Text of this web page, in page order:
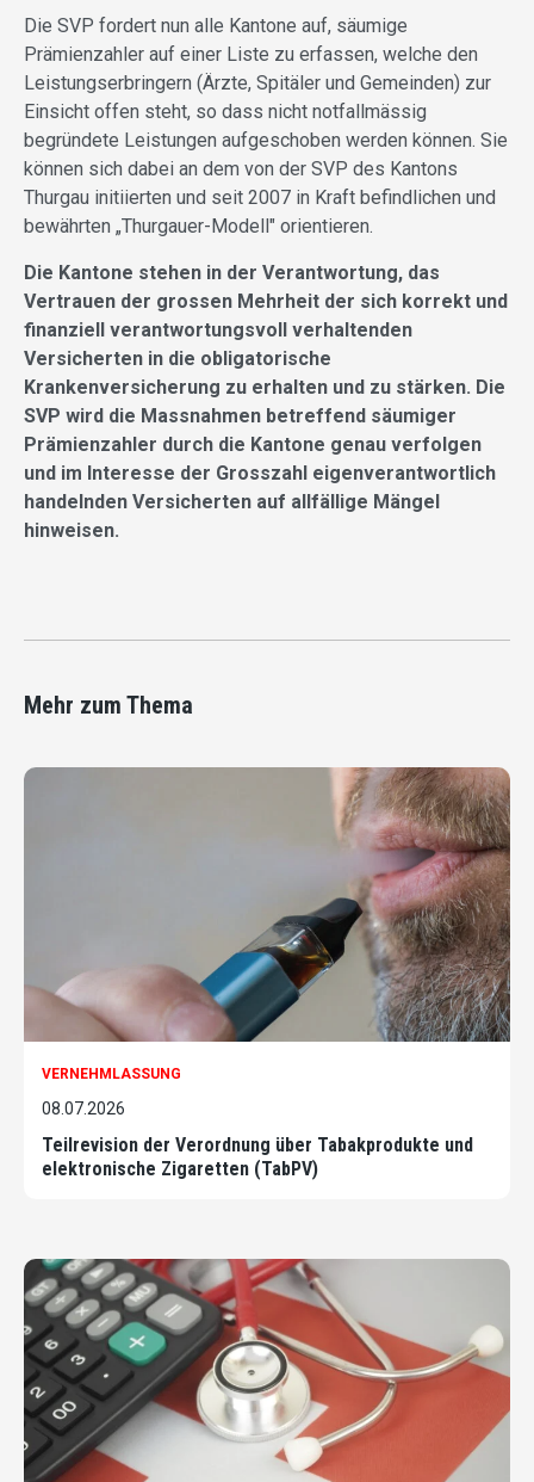
Die SVP fordert nun alle Kantone auf, säumige
Prämienzahler auf einer Liste zu erfassen, welche den
Leistungserbringern (Ärzte, Spitäler und Gemeinden) zur
Einsicht offen steht, so dass nicht notfallmässig
begründete Leistungen aufgeschoben werden können. Sie
können sich dabei an dem von der SVP des Kantons
Thurgau initiierten und seit 2007 in Kraft befindlichen und
bewährten „Thurgauer-Modell" orientieren.
Die Kantone stehen in der Verantwortung, das
Vertrauen der grossen Mehrheit der sich korrekt und
finanziell verantwortungsvoll verhaltenden
Versicherten in die obligatorische
Krankenversicherung zu erhalten und zu stärken. Die
SVP wird die Massnahmen betreffend säumiger
Prämienzahler durch die Kantone genau verfolgen
und im Interesse der Grosszahl eigenverantwortlich
handelnden Versicherten auf allfällige Mängel
hinweisen.
Mehr zum Thema
VERNEHMLASSUNG
08.07.2026
Teilrevision der Verordnung über Tabakprodukte und
elektronische Zigaretten (TabPV)